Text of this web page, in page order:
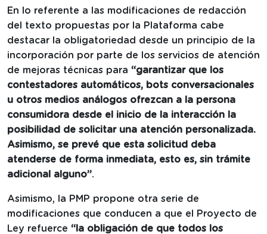
En lo referente a las modificaciones de redacción
del texto propuestas por la Plataforma cabe
destacar la obligatoriedad desde un principio de la
incorporación por parte de los servicios de atención
de mejoras técnicas para “garantizar que los
contestadores automáticos, bots conversacionales
u otros medios análogos ofrezcan a la persona
consumidora desde el inicio de la interacción la
posibilidad de solicitar una atención personalizada.
Asimismo, se prevé que esta solicitud deba
atenderse de forma inmediata, esto es, sin trámite
adicional alguno”.
Asimismo, la PMP propone otra serie de
modificaciones que conducen a que el Proyecto de
Ley refuerce “la obligación de que todos los